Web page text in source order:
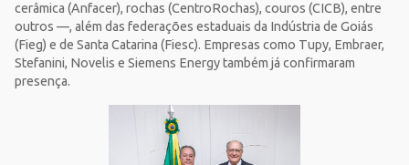
cerâmica (Anfacer), rochas (CentroRochas), couros (CICB), entre
outros —, além das federações estaduais da Indústria de Goiás
(Fieg) e de Santa Catarina (Fiesc). Empresas como Tupy, Embraer,
Stefanini, Novelis e Siemens Energy também já confirmaram
presença.